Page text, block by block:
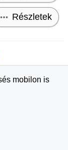
Részletek
mobilon is